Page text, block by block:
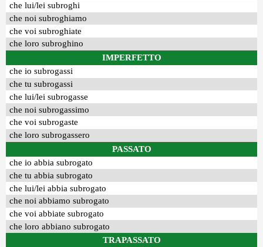
che lui/lei subroghi
che noi subroghiamo
che voi subroghiate
che loro subroghino
IMPERFETTO
che io subrogassi
che tu subrogassi
che lui/lei subrogasse
che noi subrogassimo
che voi subrogaste
che loro subrogassero
PASSATO
che io abbia subrogato
che tu abbia subrogato
che lui/lei abbia subrogato
che noi abbiamo subrogato
che voi abbiate subrogato
che loro abbiano subrogato
TRAPASSATO